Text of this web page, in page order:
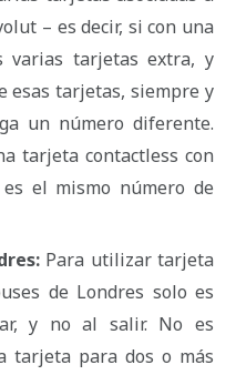
– es decir, si con una
varias tarjetas extra, y
esas tarjetas, siempre y
un número diferente.
tarjeta contactless con
el mismo número de
Para utilizar tarjeta
de Londres solo es
y no al salir. No es
tarjeta para dos o más